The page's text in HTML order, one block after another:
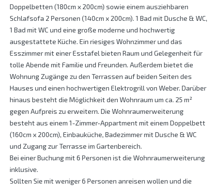
Doppelbetten (180cm x 200cm) sowie einem ausziehbaren
Schlafsofa 2 Personen (140cm x 200cm). 1 Bad mit Dusche & WC,
1 Bad mit WC und eine große moderne und hochwertig
ausgestattete Küche. Ein riesiges Wohnzimmer und das
Esszimmer mit einer Esstafel bieten Raum und Gelegenheit für
tolle Abende mit Familie und Freunden. Außerdem bietet die
Wohnung Zugänge zu den Terrassen auf beiden Seiten des
Hauses und einen hochwertigen Elektrogrill von Weber. Darüber
hinaus besteht die Möglichkeit den Wohnraum um ca. 25 m²
gegen Aufpreis zu erweitern. Die Wohnraumerweiterung
besteht aus einem 1-Zimmer-Appartment mit einem Doppelbett
(160cm x 200cm), Einbauküche, Badezimmer mit Dusche & WC
und Zugang zur Terrasse im Gartenbereich.
Bei einer Buchung mit 6 Personen ist die Wohnraumerweiterung
inklusive.
Sollten Sie mit weniger 6 Personen anreisen wollen und die